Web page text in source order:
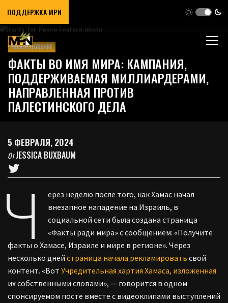
ПОДДЕРЖКА MPN
РАССЛЕДОВАНИЕ
ФАКТЫ ВО ИМЯ МИРА: КАМПАНИЯ,
ПОДДЕРЖИВАЕМАЯ МИЛЛИАРДЕРАМИ,
НАПРАВЛЕННАЯ ПРОТИВ
ПАЛЕСТИНСКОГО ДЕЛА
5 ФЕВРАЛЯ, 2024
ОтJESSICA BUXBAUM
Ч
ерез неделю после того, как Хамас начал
внезапное нападение на Израиль, в
социальной сети была создана страница
«Факты ради мира» с сообщением: «Получите
факты о Хамасе, Израиле и мире в регионе». Через
несколько дней страница начала рекламировать свой
контент. «Вот Учредительная хартия Хамаса, изложенная
их собственными словами», — говорится в одном
спонсируемом посте вместе с видеоклипами выступлений